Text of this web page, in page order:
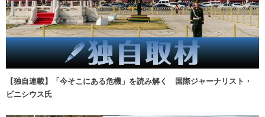
【独自連載】「今そこにある危機」を読み解く 国際ジャーナリスト・
ビニシウス氏